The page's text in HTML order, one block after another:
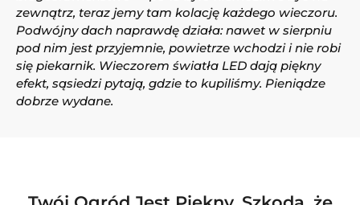
zewnątrz, teraz jemy tam kolację każdego wieczoru.
Podwójny dach naprawdę działa: nawet w sierpniu
pod nim jest przyjemnie, powietrze wchodzi i nie robi
się piekarnik. Wieczorem światła LED dają piękny
efekt, sąsiedzi pytają, gdzie to kupiliśmy. Pieniądze
dobrze wydane.